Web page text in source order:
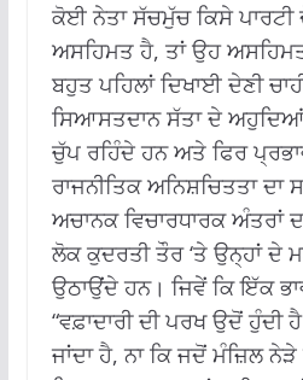
ਕੋਈ ਨੇਤਾ ਸੱਚਮੁੱਚ ਕਿਸੇ ਪਾਰਟੀ
ਅਸਹਿਮਤ ਹੈ, ਤਾਂ ਉਹ
ਬਹੁਤ ਪਹਿਲਾਂ ਦਿਖਾਈ ਦੇਣੀ
ਸਿਆਸਤਦਾਨ ਸੱਤਾ ਦੇ
ਚੁੱਪ ਰਹਿੰਦੇ ਹਨ ਅਤੇ ਫਿਰ
ਰਾਜਨੀਤਿਕ ਅਨਿਸ਼ਚਿਤਤਾ ਦਾ
ਅਚਾਨਕ ਵਿਚਾਰਧਾਰਕ ਅੰਤਰਾਂ
ਲੋਕ ਕੁਦਰਤੀ ਤੌਰ ‘ਤੇ ਉਨ੍ਹਾਂ ਦੇ
ਉਠਾਉਂਦੇ ਹਨ। ਜਿਵੇਂ ਕਿ ਇੱਕ
“ਵਫ਼ਾਦਾਰੀ ਦੀ ਪਰਖ ਉਦੋਂ
ਜਾਂਦਾ ਹੈ, ਨਾ ਕਿ ਜਦੋਂ ਮੰਜ਼ਿਲ ਨੇੜੇ